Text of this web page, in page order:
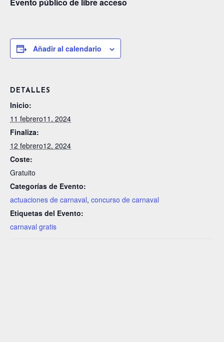
Evento público de libre acceso
Añadir al calendario
DETALLES
Inicio:
11 febrero11, 2024
Finaliza:
12 febrero12, 2024
Coste:
Gratuito
Categorías de Evento:
actuaciones de carnaval, concurso de carnaval
Etiquetas del Evento:
carnaval gratis